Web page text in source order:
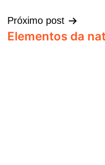
Próximo post
Elementos da